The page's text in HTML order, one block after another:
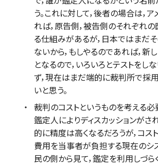
う。これに対して，後者の場合は，
れば，原告側，被告側のそれぞれ
る仕組みがあるが，日本ではまだ
ないから，もしやるのであれば，新
となるので，いろいろとテストをし
ず，現在はまだ端的に裁判所で採
いと思う。
裁判のコストというものを考える
鑑定人によりディスカッションがさ
的に精度は高くなるだろうが，コス
費用を当事者が負担する現在のシ
民の側から見て，鑑定を利用しづら